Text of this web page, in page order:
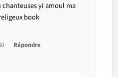
chanteuses yi amoul ma
book
Répondre